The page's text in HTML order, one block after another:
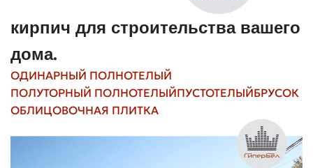
Лицевой
(глазурованный,
гладкий)
Фасады,
Стандартный одинарный кирпич — это ориентир, но на
кирпич для строительства вашего
дома.
ОДИНАРНЫЙ ПОЛНОТЕЛЫЙ
ПОЛУТОРНЫЙ ПОЛНОТЕЛЫЙПУСТОТЕЛЫЙБРУСОК
ОБЛИЦОВОЧНАЯ ПЛИТКА